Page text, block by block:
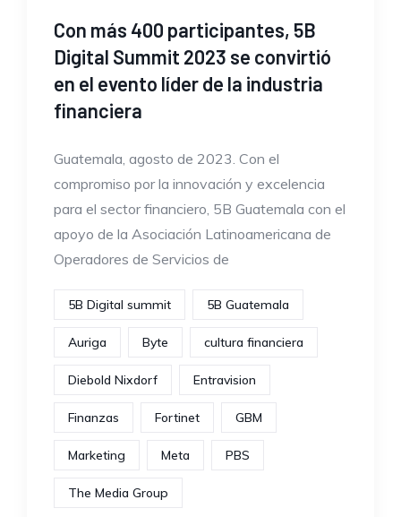
Con más 400 participantes, 5B
Digital Summit 2023 se convirtió
en el evento líder de la industria
financiera
Guatemala, agosto de 2023. Con el
compromiso por la innovación y excelencia
para el sector financiero, 5B Guatemala con el
apoyo de la Asociación Latinoamericana de
Operadores de Servicios de
5B Digital summit 5B Guatemala
Auriga Byte cultura financiera
Diebold Nixdorf Entravision
Finanzas Fortinet GBM
Marketing Meta PBS
The Media Group